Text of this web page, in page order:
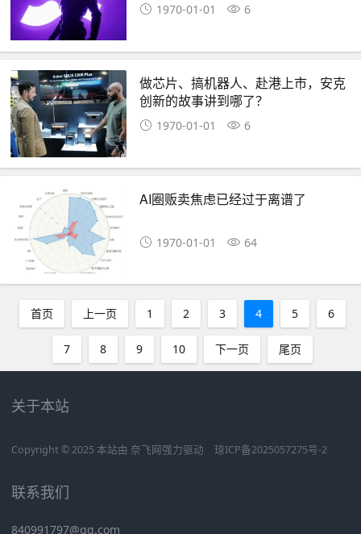
1970-01-01 6
做芯片、搞机器人、赴港上市，安克
创新的故事讲到哪了？
1970-01-01 6
AI圈贩卖焦虑已经过于离谱了
1970-01-01 64
首页 上一页 1 2 3 4 5 6
7 8 9 10 下一页 尾页
关于本站
Copyright © 2025 本站由 奈飞网强力驱动 琼ICP备2025057275号-2
联系我们
840991797@qq.com